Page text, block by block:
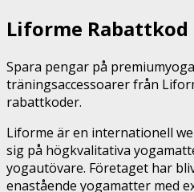
Liforme Rabattkod
Spara pengar på
träningsaccessoarer från
rabattkoder.
Liforme är en internationell
sig på högkvalitativa
yogautövare. Företaget har
enastående yogamatter med